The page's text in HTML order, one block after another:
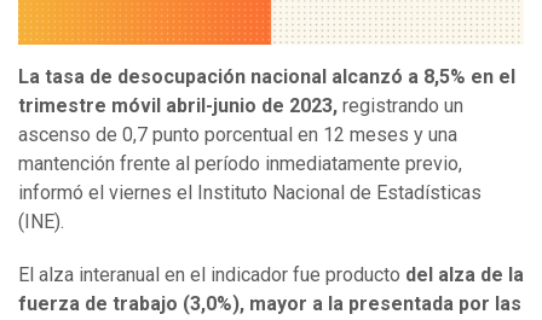
La tasa de desocupación nacional alcanzó a 8,5% en el
trimestre móvil abril-junio de 2023, registrando un
ascenso de 0,7 punto porcentual en 12 meses y una
mantención frente al período inmediatamente previo,
informó el viernes el Instituto Nacional de Estadísticas
(INE).
El alza interanual en el indicador fue producto del alza de la
fuerza de trabajo (3,0%), mayor a la presentada por las